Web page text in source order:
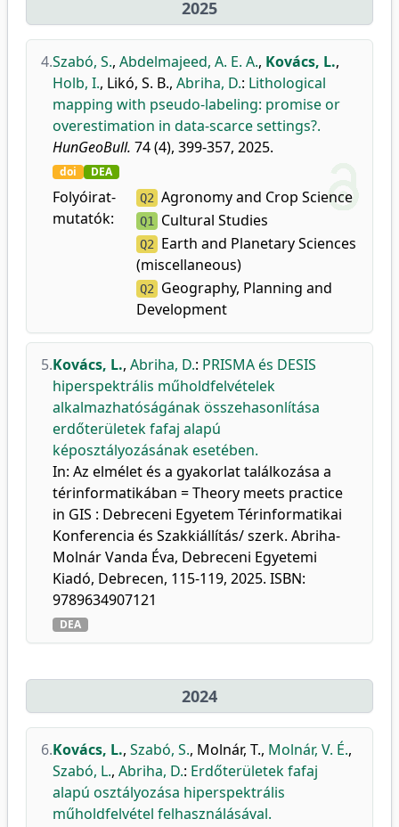
2025
4.Szabó, S., Abdelmajeed, A. E. A., Kovács, L.,
Holb, I., Likó, S. B., Abriha, D.: Lithological
mapping with pseudo-labeling: promise or
overestimation in data-scarce settings?.
HunGeoBull. 74 (4), 399-357, 2025.
doi DEA
Folyóirat-
mutatók:
Q2 Agronomy and Crop Science
Q1 Cultural Studies
Q2
Earth and Planetary Sciences
(miscellaneous)
Q2
Geography, Planning and
Development
5.Kovács, L., Abriha, D.: PRISMA és DESIS
hiperspektrális műholdfelvételek
alkalmazhatóságának összehasonlítása
erdőterületek fafaj alapú
képosztályozásának esetében.
In: Az elmélet és a gyakorlat találkozása a
térinformatikában = Theory meets practice
in GIS : Debreceni Egyetem Térinformatikai
Konferencia és Szakkiállítás/ szerk. Abriha-
Molnár Vanda Éva, Debreceni Egyetemi
Kiadó, Debrecen, 115-119, 2025. ISBN:
9789634907121
DEA
2024
6.Kovács, L., Szabó, S., Molnár, T., Molnár, V. É.,
Szabó, L., Abriha, D.: Erdőterületek fafaj
alapú osztályozása hiperspektrális
műholdfelvétel felhasználásával.